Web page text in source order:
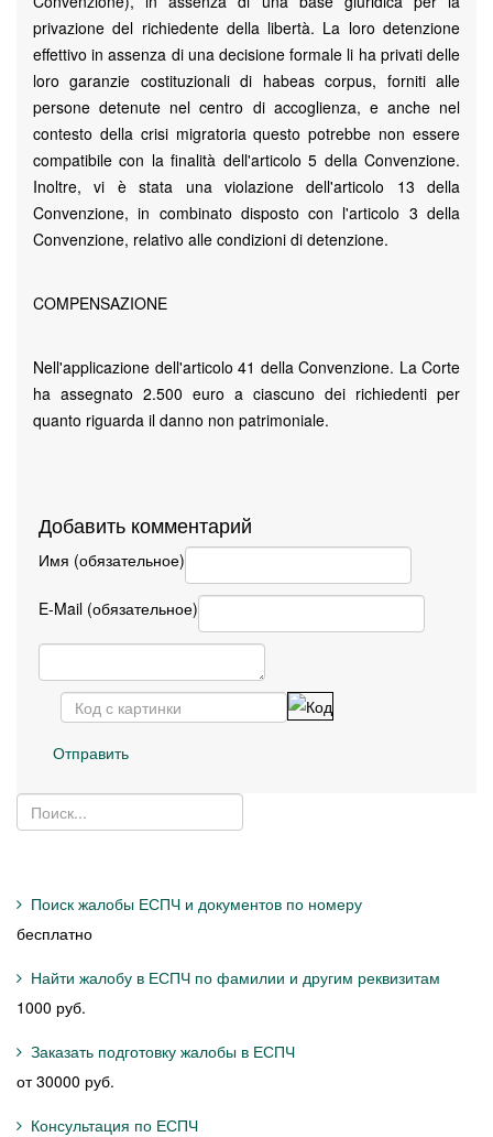
privazione del richiedente della libertà. La loro detenzione
effettivo in assenza di una decisione formale li ha privati ​​delle
loro garanzie costituzionali di habeas corpus, forniti alle
persone detenute nel centro di accoglienza, e anche nel
contesto della crisi migratoria questo potrebbe non essere
compatibile con la finalità dell'articolo 5 della Convenzione.
Inoltre, vi è stata una violazione dell'articolo 13 della
Convenzione, in combinato disposto con l'articolo 3 della
Convenzione, relativo alle condizioni di detenzione.
COMPENSAZIONE
Nell'applicazione dell'articolo 41 della Convenzione. La Corte
ha assegnato 2.500 euro a ciascuno dei richiedenti per
quanto riguarda il danno non patrimoniale.
Добавить комментарий
Имя (обязательное)
E-Mail (обязательное)
Отправить
Поиск жалобы ЕСПЧ и документов по номеру
бесплатно
Найти жалобу в ЕСПЧ по фамилии и другим реквизитам
1000 руб.
Заказать подготовку жалобы в ЕСПЧ
от 30000 руб.
Консультация по ЕСПЧ